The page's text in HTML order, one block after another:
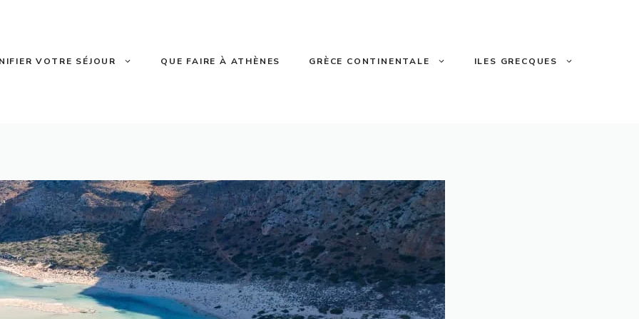
VOTRE SÉJOUR QUE FAIRE À ATHÈNES GRÈCE CONTINENTALE ILES GRECQUES